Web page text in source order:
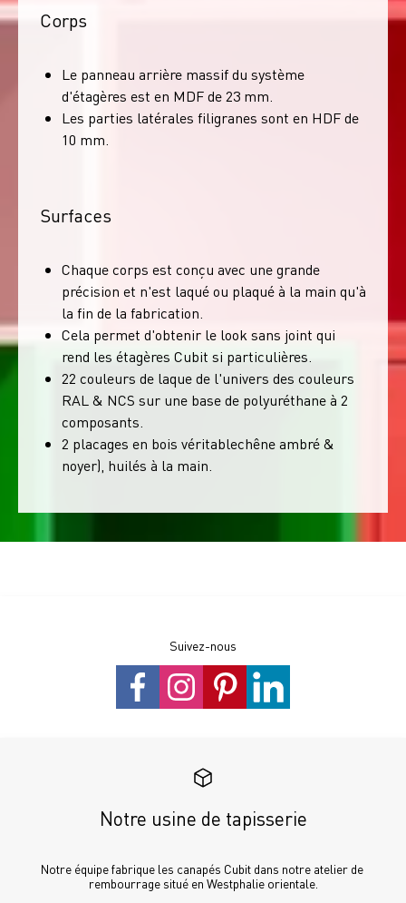
Corps
Le panneau arrière massif du système
d'étagères est en MDF de 23 mm.
Les parties latérales filigranes sont en HDF de
10 mm.
Surfaces
Chaque corps est conçu avec une grande
précision et n'est laqué ou plaqué à la main qu'à
la fin de la fabrication.
Cela permet d'obtenir le look sans joint qui
rend les étagères Cubit si particulières.
22 couleurs de laque de l'univers des couleurs
RAL & NCS sur une base de polyuréthane à 2
composants.
2 placages en bois véritablechêne ambré &
noyer), huilés à la main.
Suivez-nous
Notre usine de tapisserie
Notre équipe fabrique les canapés Cubit dans notre atelier de
rembourrage situé en Westphalie orientale.